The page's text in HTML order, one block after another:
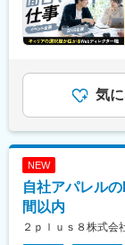
代でマネー
に直結する
気
NEW
自社アパレル
間以内
２ｐｌｕｓ８株式会